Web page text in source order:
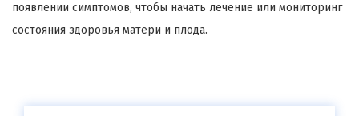
появлении симптомов, чтобы начать лечение или мониторинг
состояния здоровья матери и плода.